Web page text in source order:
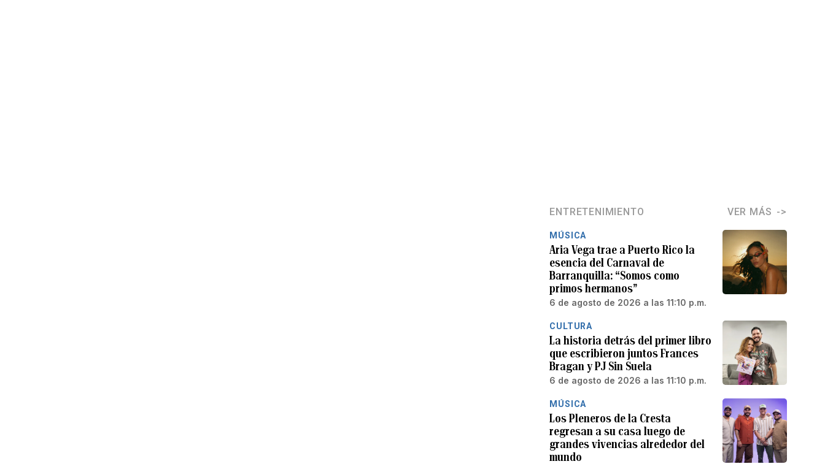
ENTRETENIMIENTO VER MÁS
MÚSICA
Aria Vega trae a Puerto Rico la
esencia del Carnaval de
Barranquilla: “Somos como
primos hermanos”
6 de agosto de 2026 a las 11:10 p.m.
CULTURA
La historia detrás del primer libro
que escribieron juntos Frances
Bragan y PJ Sin Suela
6 de agosto de 2026 a las 11:10 p.m.
MÚSICA
Los Pleneros de la Cresta
regresan a su casa luego de
grandes vivencias alrededor del
mundo